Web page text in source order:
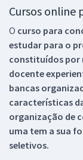
Cursos online
O curso para
estudar para o
constituídos por
docente
bancas
características
organização de
uma tem a sua
seletivos.